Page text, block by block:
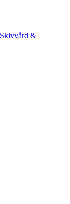
Skivvård &